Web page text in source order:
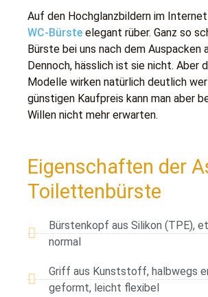
Auf den Hochglanzbildern im
WC-Bürste elegant rüber. Ganz so
Bürste bei uns nach dem Auspacken
Dennoch, hässlich ist sie nicht. Aber
Modelle wirken natürlich deutlich
günstigen Kaufpreis kann man aber
Willen nicht mehr erwarten.
Eigenschaften der
Toilettenbürste
Bürstenkopf aus Silikon (TPE),
normal
Griff aus Kunststoff, halbwegs
geformt, leicht flexibel